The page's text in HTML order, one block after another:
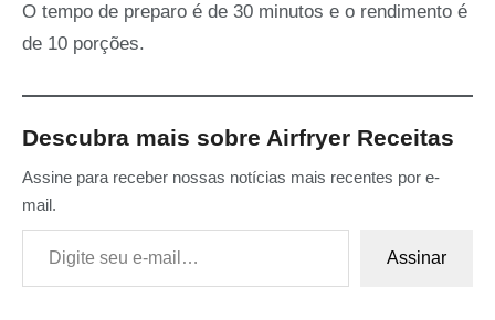
O tempo de preparo é de 30 minutos e o rendimento é
de 10 porções.
Descubra mais sobre Airfryer Receitas
Assine para receber nossas notícias mais recentes por e-
mail.
Digite seu e-mail…
Assinar